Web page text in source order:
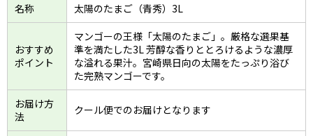
名称
太陽のたまご（青秀）3L
おすすめ
ポイント
マンゴーの王様「太陽のたまご」。厳格な選果基
準を満たした3L 芳醇な香りととろけるような濃厚
な溢れる果汁。宮崎県日向の太陽をたっぷり浴び
た完熟マンゴーです。
お届け方
法
クール便でのお届けとなります